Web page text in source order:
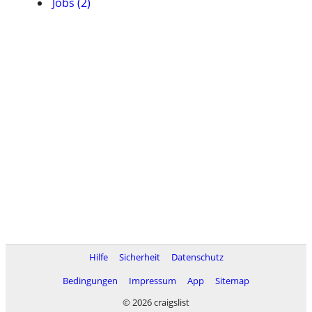
Hilfe Sicherheit
Datenschutz
Bedingungen
Impressum App
Sitemap
© 2026 craigslist